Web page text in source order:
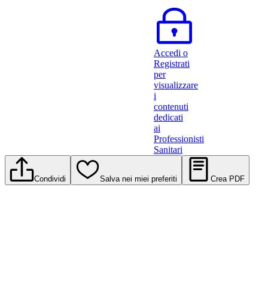
Accedi o
Registrati
per
visualizzare
i
contenuti
dedicati
ai
Professionisti
Sanitari
Condividi Salva nei miei preferiti Crea PDF